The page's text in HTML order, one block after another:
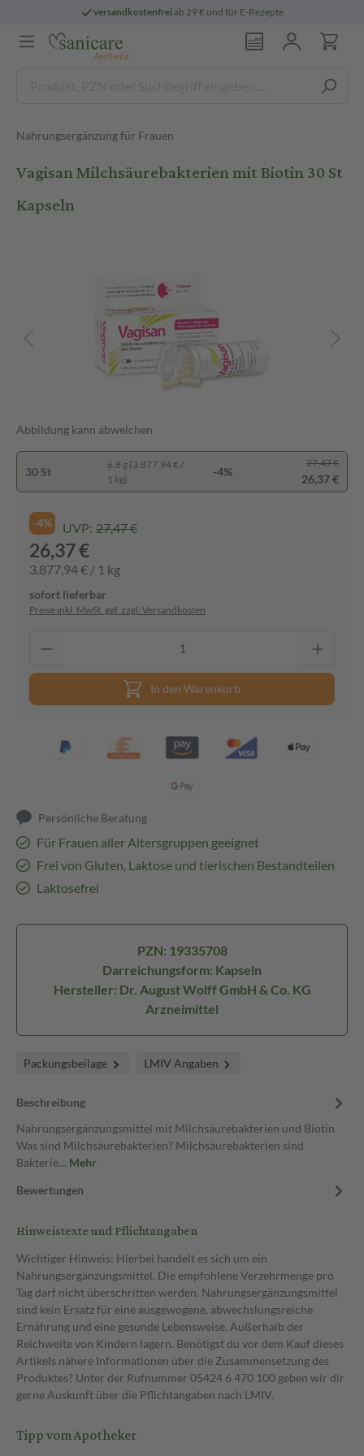
versandkostenfreiab 29 € und für E-Rezepte
Nahrungsergänzung für Frauen
Vagisan Milchsäurebakterien mit Biotin 30 St
Kapseln
Abbildung kann abweichen
30 St
6,8 g (3.877,94 € /
1 kg)
-4%
27,47 €
26,37 €
-4% UVP: 27,47 €
26,37 €
3.877,94 € / 1 kg
sofort lieferbar
Preise inkl. MwSt. ggf. zzgl. Versandkosten
In den Warenkorb
Persönliche Beratung
Für Frauen aller Altersgruppen geeignet
Frei von Gluten, Laktose und tierischen Bestandteilen
Laktosefrei
PZN: 19335708
Darreichungsform: Kapseln
Hersteller: Dr. August Wolff GmbH & Co. KG
Arzneimittel
Packungsbeilage LMIV Angaben
Beschreibung
Nahrungsergänzungsmittel mit Milchsäurebakterien und Biotin
Was sind Milchsäurebakterien? Milchsäurebakterien sind
Bakterie… Mehr
Bewertungen
Hinweistexte und Pflichtangaben
Wichtiger Hinweis: Hierbei handelt es sich um ein
Nahrungsergänzungsmittel. Die empfohlene Verzehrmenge pro
Tag darf nicht überschritten werden. Nahrungsergänzungsmittel
sind kein Ersatz für eine ausgewogene, abwechslungsreiche
Ernährung und eine gesunde Lebensweise. Außerhalb der
Reichweite von Kindern lagern. Benötigst du vor dem Kauf dieses
Artikels nähere Informationen über die Zusammensetzung des
Produktes? Unter der Rufnummer 05424 6 470 100 geben wir dir
gerne Auskunft über die Pflichtangaben nach LMIV.
Tipp vom Apotheker